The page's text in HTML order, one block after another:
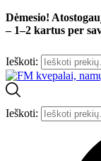
Dėmesio!
– 1–2 kartus per
Ieškoti:
Ieškoti: